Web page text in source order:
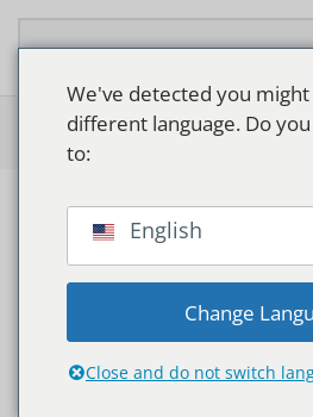
>Shop>Philips StyliD Fresh
We've detected you might
different language. Do
to:
English
Change
Close and do not switch